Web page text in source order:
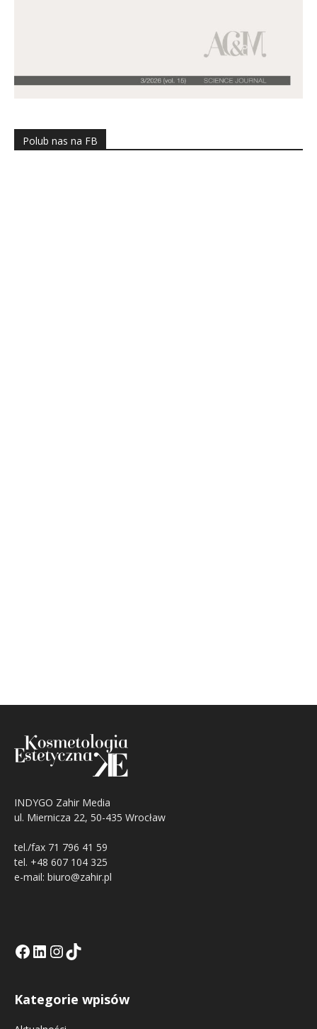
Polub nas na FB
INDYGO Zahir Media
ul. Miernicza 22, 50-435 Wrocław
tel./fax 71 796 41 59
tel. +48 607 104 325
e-mail: biuro@zahir.pl
Facebook
LinkedIn
Tik Tok KEInstagramm KE
Kategorie wpisów